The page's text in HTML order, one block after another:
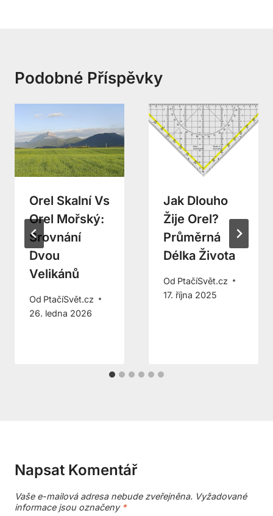
Podobné Příspěvky
Orel Skalní Vs
Orel Mořský:
Srovnání
Dvou
Velikánů
Od PtačíSvět.cz
26. ledna 2026
Jak Dlouho
Žije Orel?
Průměrná
Délka Života
Od PtačíSvět.cz
17. října 2025
Napsat Komentář
Vaše e-mailová adresa nebude zveřejněna. Vyžadované
informace jsou označeny *